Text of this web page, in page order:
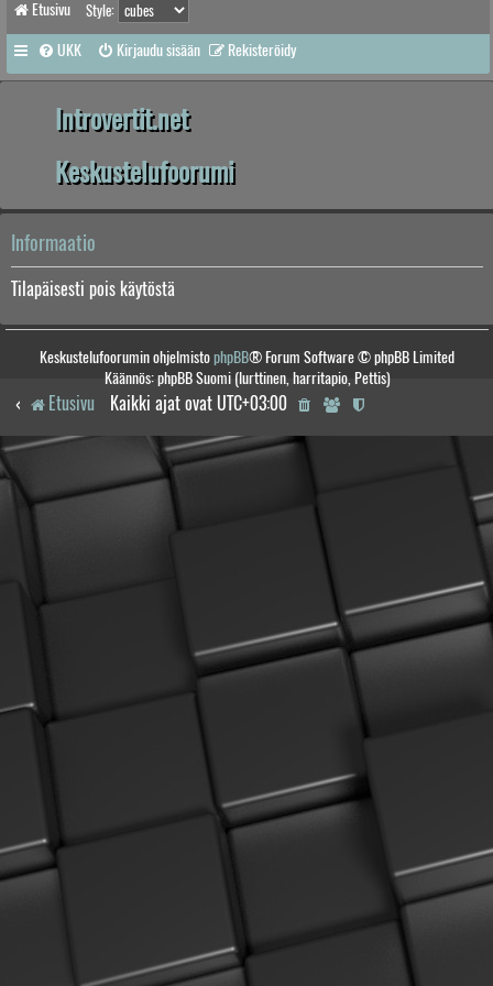
Etusivu Style:
UKK Kirjaudu sisään Rekisteröidy
Introvertit.net
Keskustelufoorumi
Informaatio
Tilapäisesti pois käytöstä
Keskustelufoorumin ohjelmistophpBB® Forum Software © phpBB Limited
Käännös: phpBB Suomi (lurttinen, harritapio, Pettis)
Etusivu Kaikki ajat ovat UTC+03:00